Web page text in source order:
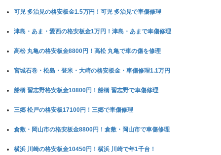
可児 多治見の格安板金1.5万円！可児 多治見で車傷修理
津島・あま・愛西の格安板金1万円！津島・あまで車傷修理
高松 丸亀の格安板金8800円！高松 丸亀で車の傷を修理
宮城石巻・松島・登米・大崎の格安板金・車傷修理1.1万円
船橋 習志野格安板金10800円！船橋 習志野で車傷修理
三郷 松戸の格安板17100円！三郷で車傷修理
倉敷・岡山市の格安板金8800円！倉敷・岡山市で車傷修理
横浜 川崎の格安板金10450円！横浜 川崎で年1千台！